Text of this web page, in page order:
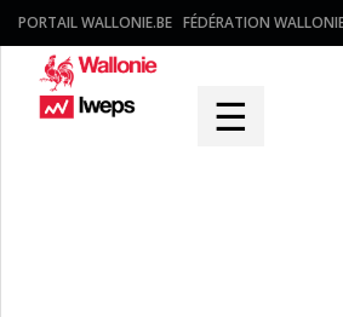
PORTAIL WALLONIE.BE FÉDÉRATION
☰